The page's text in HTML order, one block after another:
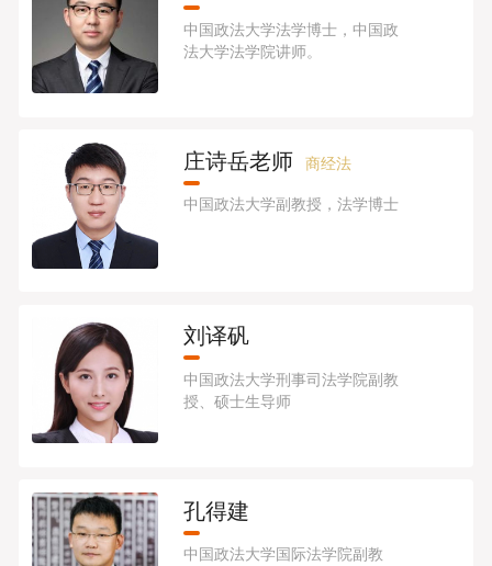
中国政法大学法学博士，中国政
法大学法学院讲师。
庄诗岳老师 商经法
中国政法大学副教授，法学博士
刘译矾
中国政法大学刑事司法学院副教
授、硕士生导师
孔得建
中国政法大学国际法学院副教